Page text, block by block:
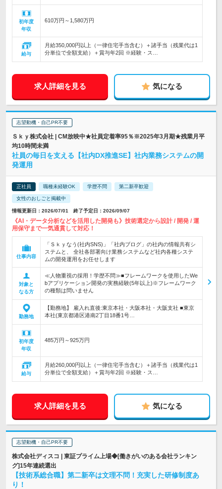
初年度
年収
610万円～1,580万円
給与
月給350,000円以上（一律住宅手当含む）＋諸手当（残業代は1
分単位で全額支給）＋賞与年2回 ※経験・ス…
求人詳細を見る 気になる
志望動機・自己PR不要
Ｓｋｙ株式会社 | CM放映中★社員定着率95％※2025年3月期★残業月平
均10時間未満
社員の毎日を支える【社内DX推進SE】社内業務システムの開
発運用
正社員 職種未経験OK 学歴不問 第二新卒歓迎
女性のおしごと掲載中
情報更新日：2026/07/01 終了予定日：2026/09/07
《AI・データ分析などを活用した開発も》技術選定から設計 / 開発 / 運
用保守まで一気通貫して対応！
仕事内容
「Ｓｋｙなう(社内SNS)」「社内ブログ」の社内の情報共有シ
ステムと、 全社各部署向け業務システムなど社内各種システ
ムの開発運用をお任せします
対象と
なる方
≪人物重視の採用！学歴不問≫■フレームワークを使用したWe
bアプリケーション開発の実務経験(5年以上)※フレームワーク
の種類は問いません
勤務地
【勤務地】 雇入れ直後:東京本社・大阪本社・大阪支社 ■東京
本社(東京都港区港南2丁目18番1号…
初年度
年収
485万円～925万円
給与
月給260,000円以上（一律住宅手当含む）＋諸手当（残業代は1
分単位で全額支給）＋賞与年2回 ※経験・ス…
求人詳細を見る 気になる
志望動機・自己PR不要
株式会社ディスコ | 東証プライム上場◆[働きがいのある会社ランキン
グ]15年連続選出
【技術系総合職】第二新卒は文理不問！充実した研修制度あ
り！